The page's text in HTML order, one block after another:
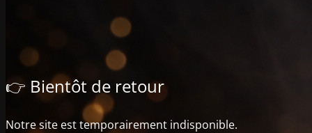
👉 Bientôt de retour
Notre site est temporairement indisponible.